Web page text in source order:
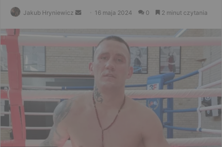
Jakub Hryniewicz
Send 16 maja 2024 0 2 minut czytania